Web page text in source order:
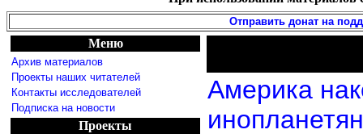
Отправить донат на
Меню
Архив материалов
Проекты наших читателей
Контакты исследователей
Подписка на новости
Проекты
Америка
инопланетян